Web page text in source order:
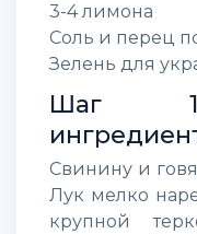
3-4 лимона
Соль и перец
Зелень для
Шаг 1:
Свинину и говядину нарежьте кубиками.
Лук мелко
крупной